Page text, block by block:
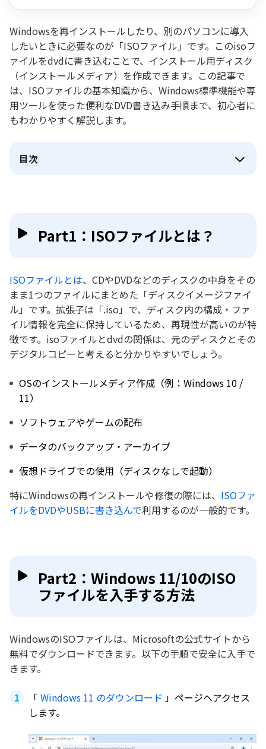
Windowsを再インストールしたり、別のパソコンに導入
したいときに必要なのが「ISOファイル」です。このisoフ
ァイルをdvdに書き込むことで、インストール用ディスク
（インストールメディア）を作成できます。この記事で
は、ISOファイルの基本知識から、Windows標準機能や専
用ツールを使った便利なDVD書き込み手順まで、初心者に
もわかりやすく解説します。
目次
Part1：ISOファイルとは？
ISOファイルとは、CDやDVDなどのディスクの中身をその
まま1つのファイルにまとめた「ディスクイメージファイ
ル」です。拡張子は「.iso」で、ディスク内の構成・ファ
イル情報を完全に保持しているため、再現性が高いのが特
徴です。isoファイルとdvdの関係は、元のディスクとその
デジタルコピーと考えると分かりやすいでしょう。
OSのインストールメディア作成（例：Windows 10 /
11）
ソフトウェアやゲームの配布
データのバックアップ・アーカイブ
仮想ドライブでの使用（ディスクなしで起動）
特にWindowsの再インストールや修復の際には、 ISOファ
イルをDVDやUSBに書き込んで利用するのが一般的です。
Part2：Windows 11/10のISO
ファイルを入手する方法
WindowsのISOファイルは、Microsoftの公式サイトから
無料でダウンロードできます。以下の手順で安全に入手で
きます。
「 Windows 11 のダウンロード 」ページへアクセス
します。